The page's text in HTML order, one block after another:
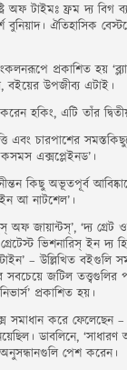
অফ টাইমঃ ফ্রম দ্য বিগ
বুনিয়াদ। ঐতিহাসিক
প্রকাশিত হয়
বইয়ের উপজীব্য এটাই।
হকিং, এটি তাঁর
এবং চারপাশের
কসমস এক্সপ্লেইনড’।
কিছু অভূতপূর্ব
আ নাটশেল’।
অফ জায়ান্টস্‌’, ‘দ্য গ্রেট
ভিশনারিস্‌ ইন দ্য
– উল্লিখিত বইগুলি
সবচেয়ে জটিল
প্রকাশিত হয়।
সমাধান করে
ডাবলিনে,
পেশ করেন।